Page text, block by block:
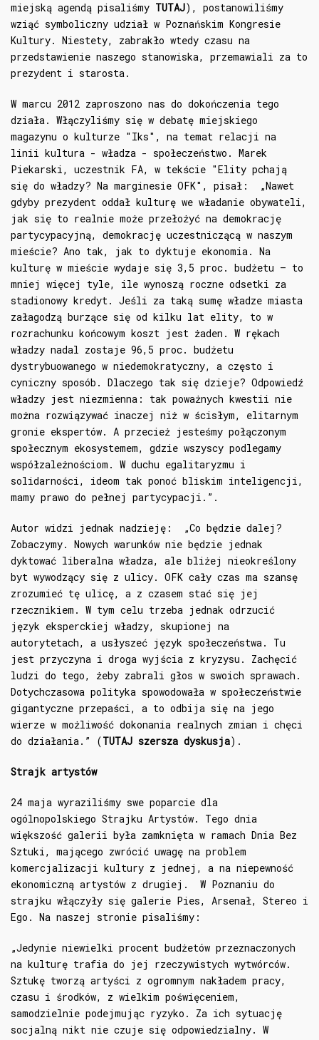
miejską agendą pisaliśmy TUTAJ), postanowiliśmy
wziąć symboliczny udział w Poznańskim Kongresie
Kultury. Niestety, zabrakło wtedy czasu na
przedstawienie naszego stanowiska, przemawiali za to
prezydent i starosta.
W marcu 2012 zaproszono nas do dokończenia tego
działa. Włączyliśmy się w debatę miejskiego
magazynu o kulturze "Iks", na temat relacji na
linii kultura - władza - społeczeństwo. Marek
Piekarski, uczestnik FA, w tekście "Elity pchają
się do władzy? Na marginesie OFK", pisał: „Nawet
gdyby prezydent oddał kulturę we władanie obywateli,
jak się to realnie może przełożyć na demokrację
partycypacyjną, demokrację uczestniczącą w naszym
mieście? Ano tak, jak to dyktuje ekonomia. Na
kulturę w mieście wydaje się 3,5 proc. budżetu – to
mniej więcej tyle, ile wynoszą roczne odsetki za
stadionowy kredyt. Jeśli za taką sumę władze miasta
załagodzą burzące się od kilku lat elity, to w
rozrachunku końcowym koszt jest żaden. W rękach
władzy nadal zostaje 96,5 proc. budżetu
dystrybuowanego w niedemokratyczny, a często i
cyniczny sposób. Dlaczego tak się dzieje? Odpowiedź
władzy jest niezmienna: tak poważnych kwestii nie
można rozwiązywać inaczej niż w ścisłym, elitarnym
gronie ekspertów. A przecież jesteśmy połączonym
społecznym ekosystemem, gdzie wszyscy podlegamy
współzależnościom. W duchu egalitaryzmu i
solidarności, ideom tak ponoć bliskim inteligencji,
mamy prawo do pełnej partycypacji.”.
Autor widzi jednak nadzieję: „Co będzie dalej?
Zobaczymy. Nowych warunków nie będzie jednak
dyktować liberalna władza, ale bliżej nieokreślony
byt wywodzący się z ulicy. OFK cały czas ma szansę
zrozumieć tę ulicę, a z czasem stać się jej
rzecznikiem. W tym celu trzeba jednak odrzucić
język eksperckiej władzy, skupionej na
autorytetach, a usłyszeć język społeczeństwa. Tu
jest przyczyna i droga wyjścia z kryzysu. Zachęcić
ludzi do tego, żeby zabrali głos w swoich sprawach.
Dotychczasowa polityka spowodowała w społeczeństwie
gigantyczne przepaści, a to odbija się na jego
wierze w możliwość dokonania realnych zmian i chęci
do działania.” (TUTAJ szersza dyskusja).
Strajk artystów
24 maja wyraziliśmy swe poparcie dla
ogólnopolskiego Strajku Artystów. Tego dnia
większość galerii była zamknięta w ramach Dnia Bez
Sztuki, mającego zwrócić uwagę na problem
komercjalizacji kultury z jednej, a na niepewność
ekonomiczną artystów z drugiej. W Poznaniu do
strajku włączyły się galerie Pies, Arsenał, Stereo i
Ego. Na naszej stronie pisaliśmy:
„Jedynie niewielki procent budżetów przeznaczonych
na kulturę trafia do jej rzeczywistych wytwórców.
Sztukę tworzą artyści z ogromnym nakładem pracy,
czasu i środków, z wielkim poświęceniem,
samodzielnie podejmując ryzyko. Za ich sytuację
socjalną nikt nie czuje się odpowiedzialny. W